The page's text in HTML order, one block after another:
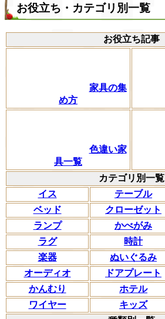
お役立ち・カテゴリ別一覧
お役立ち記事
家具の集
め方
色違い家
具一覧
カテゴリ別一覧
イス
テーブル
ベッド
クローゼット
ランプ
かべがみ
ラグ
時計
楽器
ぬいぐるみ
オーディオ
ドアプレート
かんむり
ホテル
ワイヤー
キッズ